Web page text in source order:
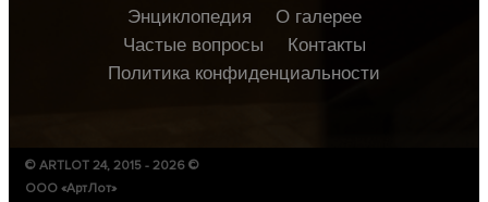
Энциклопедия
О галерее
Частые вопросы
Контакты
Политика конфиденциальности
© ARTLOT 24, 2015 - 2026 ©
ООО «АртЛот»